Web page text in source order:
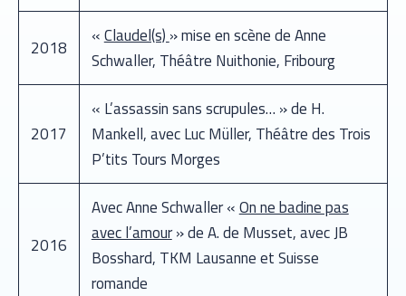
2018
«Claudel(s) » mise en scène de Anne
Schwaller, Théâtre Nuithonie, Fribourg
2017
« L’assassin sans scrupules… » de H.
Mankell, avec Luc Müller, Théâtre des Trois
P’tits Tours Morges
2016
Avec Anne Schwaller «On ne badine pas
avec l’amour» de A. de Musset, avec JB
Bosshard, TKM Lausanne et Suisse
romande